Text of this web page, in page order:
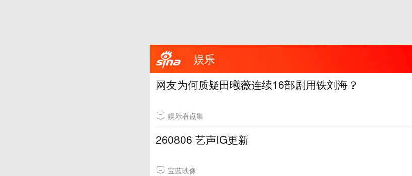
娱乐
网友为何质疑田曦薇连续16部剧用铁刘海？
娱乐看点集
260806 艺声IG更新
宝蓝映像